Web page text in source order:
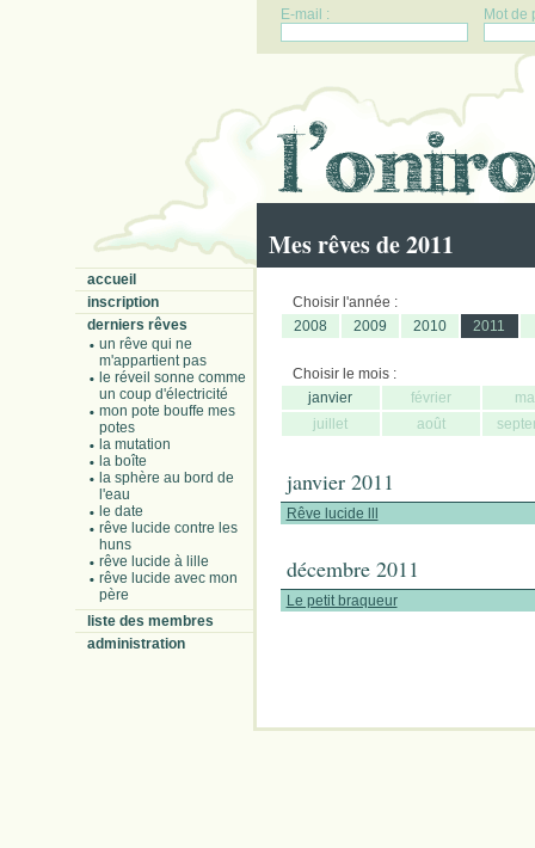
E-mail : Mot de
Mes rêves de 2011
accueil
inscription
derniers rêves
un rêve qui ne
m'appartient pas
le réveil sonne comme
un coup d'électricité
mon pote bouffe mes
potes
la mutation
la boîte
la sphère au bord de
l'eau
le date
rêve lucide contre les
huns
rêve lucide à lille
rêve lucide avec mon
père
liste des membres
administration
Choisir l'année :
2008
2009 2010 2011
Choisir le mois :
janvier
février
juillet
août
janvier 2011
Rêve lucide lll
décembre 2011
Le petit braqueur